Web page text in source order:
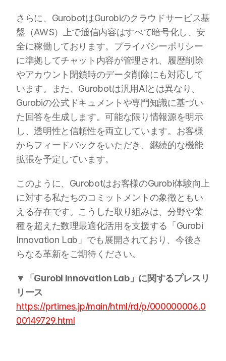
さらに、GurobotはGurobiのクラウドサービス基
盤（AWS）上で通信内容はすべて暗号化し、安
全に稼働しております。プライバシーポリシー
に準拠してチャット内容が管理され、履歴削除
やアカウント閉鎖時のデータ削除にも対応して
います。また、Gurobotは汎用AIとは異なり、
Gurobiの公式ドキュメントや専門知識に基づい
た回答を生成します。可能な限り情報源を明示
し、透明性と信頼性を両立しています。お客様
からフィードバックをいただき、継続的な機能
拡張を予定しています。
このように、Gurobotはお客様のGurobi体験向上
に対する私たちのコミットメントの象徴ともい
える存在です。こうした取り組みは、分野や業
種を超えた数理最適化活用を支援する「Gurobi
Innovation Lab」でも展開されており、今後さ
らなる革新をご期待ください。
▼「Gurobi Innovation Lab」に関するプレスリ
リース
https://prtimes.jp/main/html/rd/p/000000006.0
00149729.html